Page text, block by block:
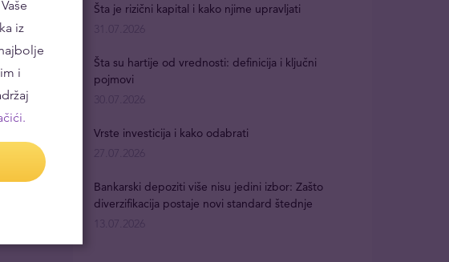
Šta je rizični kapital i kako njime upravljati
31.07.2026
Šta su hartije od vrednosti: definicija i ključni
pojmovi
30.07.2026
Vrste investicija i kako odabrati
27.07.2026
Bankarski depoziti više nisu jedini izbor: Zašto
diverzifikacija postaje novi standard štednje
13.07.2026
iz
i